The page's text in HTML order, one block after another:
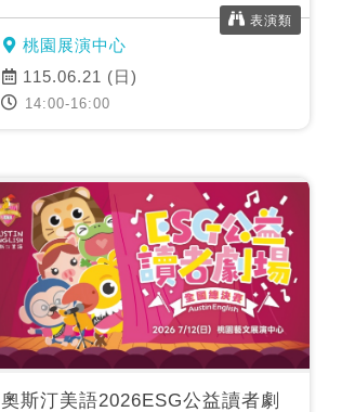
桃園展演中心
表演類
115.06.21 (日)
14:00-16:00
奧斯汀美語2026ESG公益讀者劇